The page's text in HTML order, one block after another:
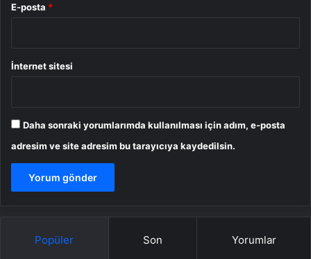
E-posta *
İnternet sitesi
Daha sonraki yorumlarımda kullanılması için adım, e-posta
adresim ve site adresim bu tarayıcıya kaydedilsin.
Popüler Son Yorumlar